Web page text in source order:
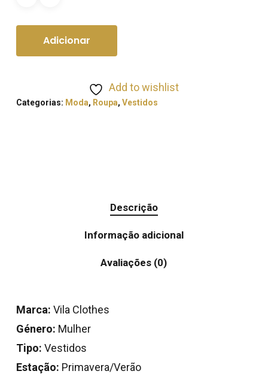
Adicionar
Add to wishlist
Categorias: Moda, Roupa, Vestidos
Descrição
Informação adicional
Avaliações (0)
Marca: Vila Clothes
Género: Mulher
Tipo: Vestidos
Estação: Primavera/Verão